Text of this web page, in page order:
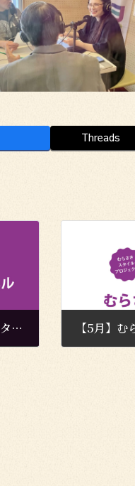
Threads
Youtubeサブチャンネル・むらさきスタイルプラス開設 【5月】